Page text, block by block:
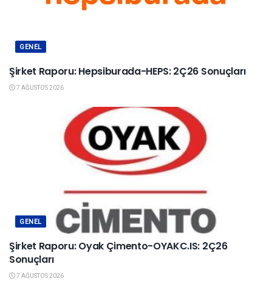
GENEL
Şirket Raporu: Hepsiburada-HEPS: 2Ç26 Sonuçları
7 AĞUSTOS 2026
GENEL
Şirket Raporu: Oyak Çimento-OYAKC.IS: 2Ç26
Sonuçları
7 AĞUSTOS 2026